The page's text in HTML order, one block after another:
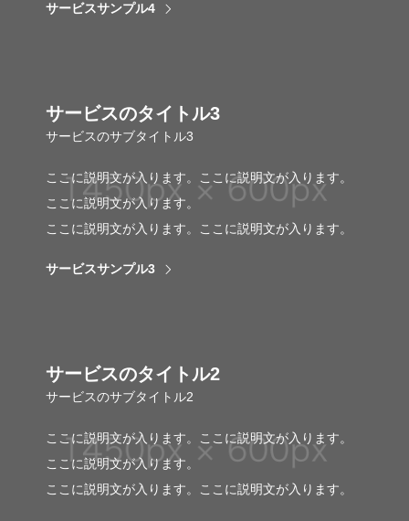
サービスサンプル4
サービスのタイトル3
サービスのサブタイトル3
ここに説明文が入ります。ここに説明文が入ります。
ここに説明文が入ります。
ここに説明文が入ります。ここに説明文が入ります。
サービスサンプル3
サービスのタイトル2
サービスのサブタイトル2
ここに説明文が入ります。ここに説明文が入ります。
ここに説明文が入ります。
ここに説明文が入ります。ここに説明文が入ります。